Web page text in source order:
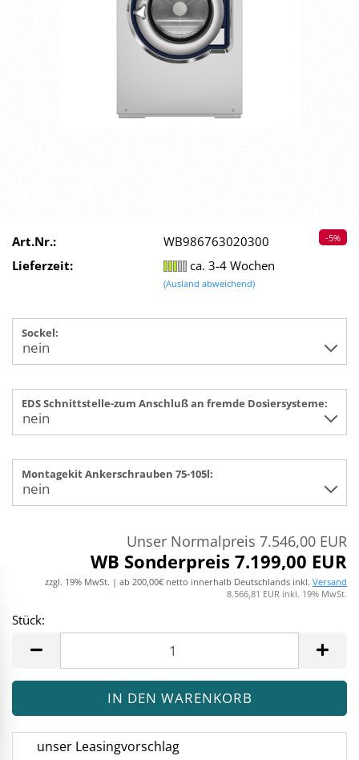
-5%
Art.Nr.:
WB986763020300
Lieferzeit:
ca. 3-4 Wochen
(Ausland abweichend)
Sockel:
EDS Schnittstelle-zum Anschluß an fremde Dosiersysteme:
Montagekit Ankerschrauben 75-105l:
Unser Normalpreis 7.546,00 EUR
WB Sonderpreis 7.199,00 EUR
zzgl. 19% MwSt. | ab 200,00€ netto innerhalb Deutschlands inkl. Versand
8.566,81 EUR inkl. 19% MwSt.
Stück:
unser Leasingvorschlag